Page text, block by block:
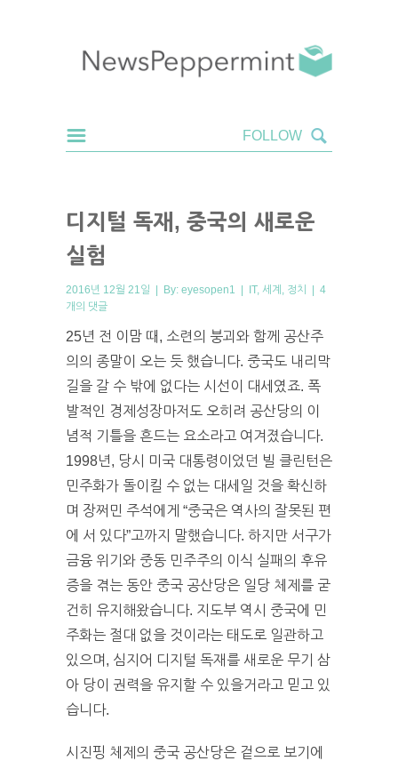
디지털 독재, 중국의 새로운
실험
2016년 12월 21일 | By: eyesopen1 | IT, 세계 정치 | 4
개의 댓글
25년 전 이맘 때, 소련의 붕괴와 함께 공산주
의의 종말이 오는 듯 했습니다. 중국도 내리막
길을 갈 수 밖에 없다는 시선이 대세였죠. 폭
발적인 경제성장마저도 오히려 공산당의 이
념적 기틀을 흔드는 요소라고 여겨졌습니다.
1998년, 당시 미국 대통령이었던 빌 클린턴은
민주화가 돌이킬 수 없는 대세일 것을 확신하
며 장쩌민 주석에게 “중국은 역사의 잘못된 편
에 서 있다”고까지 말했습니다. 하지만 서구가
금융 위기와 중동 민주주의 이식 실패의 후유
증을 겪는 동안 중국 공산당은 일당 체제를 굳
건히 유지해왔습니다. 지도부 역시 중국에 민
주화는 절대 없을 것이라는 태도로 일관하고
있으며, 심지어 디지털 독재를 새로운 무기 삼
아 당이 권력을 유지할 수 있을거라고 믿고 있
습니다.
시진핑 체제의 중국 공산당은 겉으로 보기에